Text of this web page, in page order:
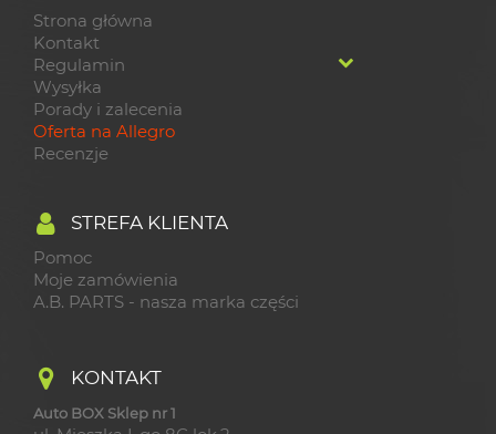
Strona główna
Kontakt
Regulamin
Wysyłka
Porady i zalecenia
Oferta na Allegro
Recenzje
STREFA KLIENTA
Pomoc
Moje zamówienia
A.B. PARTS - nasza marka części
KONTAKT
Auto BOX Sklep nr 1